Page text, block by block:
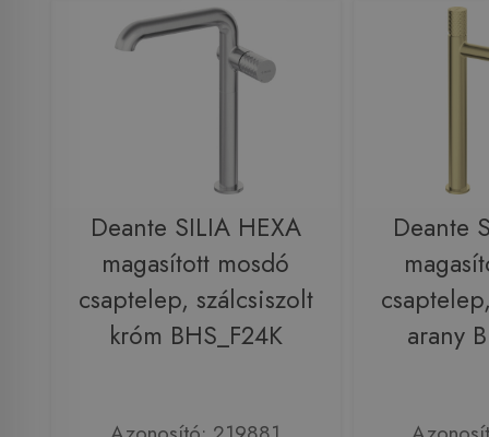
Deante SILIA HEXA
magasított mosdó
csaptelep, szálcsiszolt
króm BHS_F24K
Deante
arany